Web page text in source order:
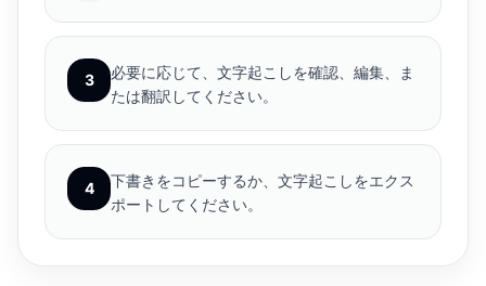
3
必要に応じて、文字起こしを確認、編集、ま
たは翻訳してください。
4
下書きをコピーするか、文字起こしをエクス
ポートしてください。